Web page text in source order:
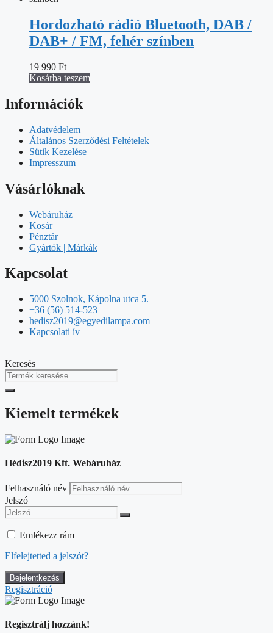
Hordozható rádió Bluetooth, DAB /
DAB+ / FM, fehér színben
19 990 Ft
Kosárba teszem
Információk
Adatvédelem
Általános Szerződési Feltételek
Sütik Kezelése
Impresszum
Vásárlóknak
Webáruház
Kosár
Pénztár
Gyártók | Márkák
Kapcsolat
5000 Szolnok, Kápolna utca 5.
+36 (56) 514-523
hedisz2019@egyedilampa.com
Kapcsolati ív
Keresés
Kiemelt termékek
Hédisz2019 Kft. Webáruház
Felhasználó név
Jelszó
Emlékezz rám
Elfelejtetted a jelszót?
Regisztráció
Regisztrálj hozzánk!